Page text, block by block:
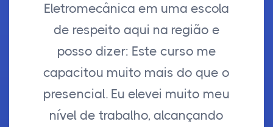
Eletromecânica em uma escola
de respeito aqui na região e
posso dizer: Este curso me
capacitou muito mais do que o
presencial. Eu elevei muito meu
nível de trabalho, alcançando